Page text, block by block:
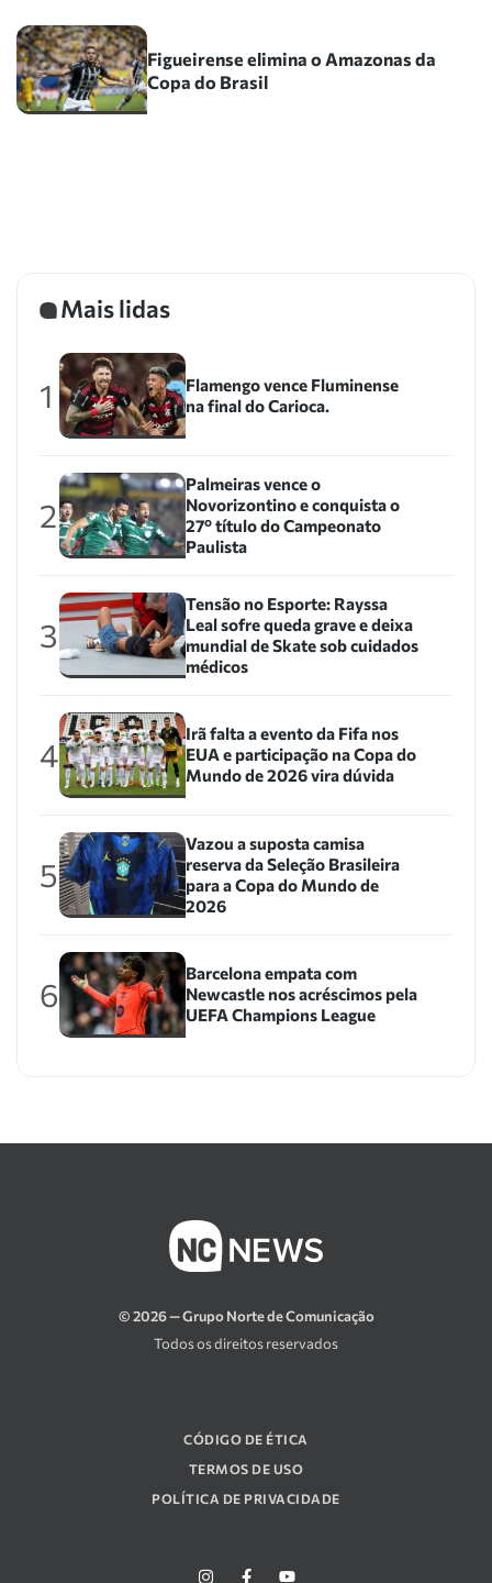
Figueirense elimina o Amazonas da
Copa do Brasil
Mais lidas
1
Flamengo vence Fluminense
na final do Carioca.
2
Palmeiras vence o
Novorizontino e conquista o
27º título do Campeonato
Paulista
3
Tensão no Esporte: Rayssa
Leal sofre queda grave e deixa
mundial de Skate sob cuidados
médicos
4
Irã falta a evento da Fifa nos
EUA e participação na Copa do
Mundo de 2026 vira dúvida
5
Vazou a suposta camisa
reserva da Seleção Brasileira
para a Copa do Mundo de
2026
6
Barcelona empata com
Newcastle nos acréscimos pela
UEFA Champions League
© 2026 — Grupo Norte de Comunicação
Todos os direitos reservados
CÓDIGO DE ÉTICA
TERMOS DE USO
POLÍTICA DE PRIVACIDADE